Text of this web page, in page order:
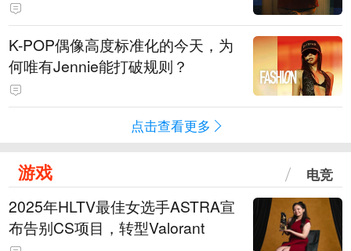
K-POP偶像高度标准化的今天，为
何唯有Jennie能打破规则？
点击查看更多
游戏 电竞
2025年HLTV最佳女选手ASTRA宣
布告别CS项目，转型Valorant